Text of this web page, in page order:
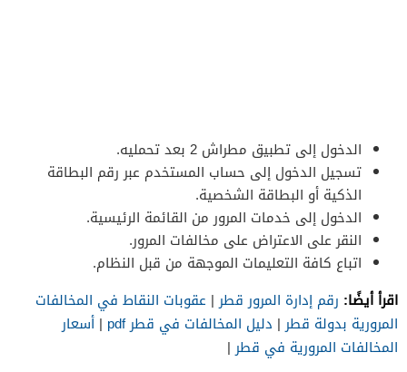
الدخول إلى تطبيق مطراش 2 بعد تحمليه.
تسجيل الدخول إلى حساب المستخدم عبر رقم البطاقة
الذكية أو البطاقة الشخصية.
الدخول إلى خدمات المرور من القائمة الرئيسية.
النقر على الاعتراض على مخالفات المرور.
اتباع كافة التعليمات الموجهة من قبل النظام.
اقرأ أيضًا: رقم إدارة المرور قطر| عقوبات النقاط في المخالفات
المرورية بدولة قطر| دليل المخالفات في قطر pdf | أسعار
المخالفات المرورية في قطر|